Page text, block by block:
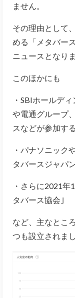
ません。
その理由として
める「メタバー
ニュースとなり
このほかにも
・SBIホールデ
や電通グループ
スなどが参加す
・パナソニック
タバースジャパ
・さらに2021
タバース協会｣
など、主なとこ
つも設立されまし